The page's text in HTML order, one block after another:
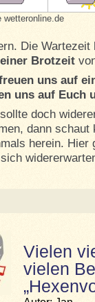
wetteronline.de
Die
Brotzeit
uns auf
uns auf Euch
doch
dann
herein. Hier
Vielen
vielen